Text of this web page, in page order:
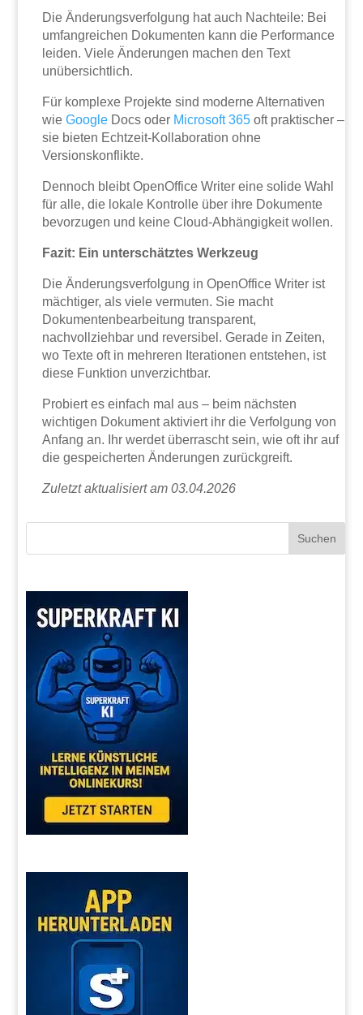
Die Änderungsverfolgung hat auch Nachteile: Bei
umfangreichen Dokumenten kann die Performance
leiden. Viele Änderungen machen den Text
unübersichtlich.
Für komplexe Projekte sind moderne Alternativen
wieGoogle Docs oder Microsoft 365 oft praktischer –
sie bieten Echtzeit-Kollaboration ohne
Versionskonflikte.
Dennoch bleibt OpenOffice Writer eine solide Wahl
für alle, die lokale Kontrolle über ihre Dokumente
bevorzugen und keine Cloud-Abhängigkeit wollen.
Fazit: Ein unterschätztes Werkzeug
Die Änderungsverfolgung in OpenOffice Writer ist
mächtiger, als viele vermuten. Sie macht
Dokumentenbearbeitung transparent,
nachvollziehbar und reversibel. Gerade in Zeiten,
wo Texte oft in mehreren Iterationen entstehen, ist
diese Funktion unverzichtbar.
Probiert es einfach mal aus – beim nächsten
wichtigen Dokument aktiviert ihr die Verfolgung von
Anfang an. Ihr werdet überrascht sein, wie oft ihr auf
die gespeicherten Änderungen zurückgreift.
Zuletzt aktualisiert am 03.04.2026